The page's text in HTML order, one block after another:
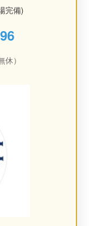
完備)
）